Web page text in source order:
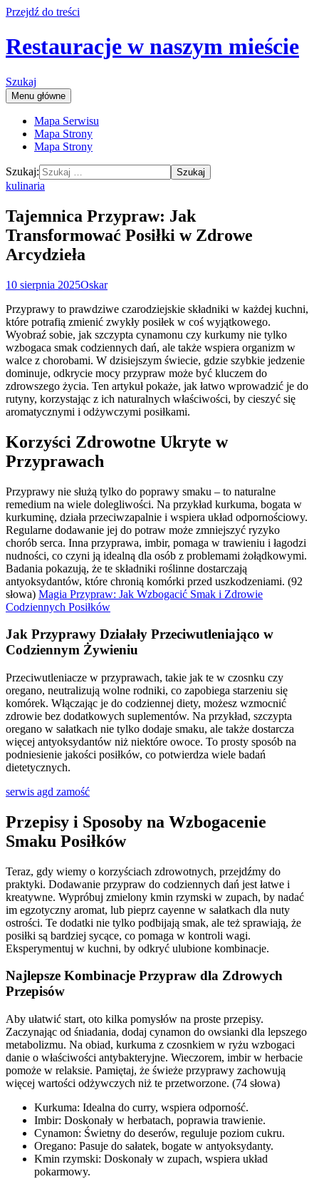
Przejdź do treści
Restauracje w naszym mieście
Szukaj
Menu główne
Mapa Serwisu
Mapa Strony
Mapa Strony
Szukaj:
kulinaria
Tajemnica Przypraw: Jak
Transformować Posiłki w Zdrowe
Arcydzieła
10 sierpnia 2025Oskar
Przyprawy to prawdziwe czarodziejskie składniki w każdej kuchni,
które potrafią zmienić zwykły posiłek w coś wyjątkowego.
Wyobraź sobie, jak szczypta cynamonu czy kurkumy nie tylko
wzbogaca smak codziennych dań, ale także wspiera organizm w
walce z chorobami. W dzisiejszym świecie, gdzie szybkie jedzenie
dominuje, odkrycie mocy przypraw może być kluczem do
zdrowszego życia. Ten artykuł pokaże, jak łatwo wprowadzić je do
rutyny, korzystając z ich naturalnych właściwości, by cieszyć się
aromatycznymi i odżywczymi posiłkami.
Korzyści Zdrowotne Ukryte w
Przyprawach
Przyprawy nie służą tylko do poprawy smaku – to naturalne
remedium na wiele dolegliwości. Na przykład kurkuma, bogata w
kurkuminę, działa przeciwzapalnie i wspiera układ odpornościowy.
Regularne dodawanie jej do potraw może zmniejszyć ryzyko
chorób serca. Inna przyprawa, imbir, pomaga w trawieniu i łagodzi
nudności, co czyni ją idealną dla osób z problemami żołądkowymi.
Badania pokazują, że te składniki roślinne dostarczają
antyoksydantów, które chronią komórki przed uszkodzeniami. (92
słowa) Magia Przypraw: Jak Wzbogacić Smak i Zdrowie
Codziennych Posiłków
Jak Przyprawy Działały Przeciwutleniająco w
Codziennym Żywieniu
Przeciwutleniacze w przyprawach, takie jak te w czosnku czy
oregano, neutralizują wolne rodniki, co zapobiega starzeniu się
komórek. Włączając je do codziennej diety, możesz wzmocnić
zdrowie bez dodatkowych suplementów. Na przykład, szczypta
oregano w sałatkach nie tylko dodaje smaku, ale także dostarcza
więcej antyoksydantów niż niektóre owoce. To prosty sposób na
podniesienie jakości posiłków, co potwierdza wiele badań
dietetycznych.
serwis agd zamość
Przepisy i Sposoby na Wzbogacenie
Smaku Posiłków
Teraz, gdy wiemy o korzyściach zdrowotnych, przejdźmy do
praktyki. Dodawanie przypraw do codziennych dań jest łatwe i
kreatywne. Wypróbuj zmielony kmin rzymski w zupach, by nadać
im egzotyczny aromat, lub pieprz cayenne w sałatkach dla nuty
ostrości. Te dodatki nie tylko podbijają smak, ale też sprawiają, że
posiłki są bardziej sycące, co pomaga w kontroli wagi.
Eksperymentuj w kuchni, by odkryć ulubione kombinacje.
Najlepsze Kombinacje Przypraw dla Zdrowych
Przepisów
Aby ułatwić start, oto kilka pomysłów na proste przepisy.
Zaczynając od śniadania, dodaj cynamon do owsianki dla lepszego
metabolizmu. Na obiad, kurkuma z czosnkiem w ryżu wzbogaci
danie o właściwości antybakteryjne. Wieczorem, imbir w herbacie
pomoże w relaksie. Pamiętaj, że świeże przyprawy zachowują
więcej wartości odżywczych niż te przetworzone. (74 słowa)
Kurkuma: Idealna do curry, wspiera odporność.
Imbir: Doskonały w herbatach, poprawia trawienie.
Cynamon: Świetny do deserów, reguluje poziom cukru.
Oregano: Pasuje do sałatek, bogate w antyoksydanty.
Kmin rzymski: Doskonały w zupach, wspiera układ
pokarmowy.